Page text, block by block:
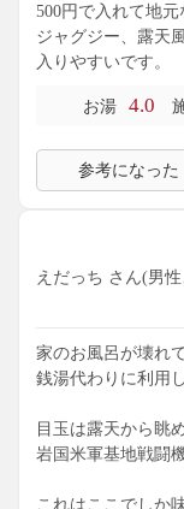
500円で入れて地
ジャグジー、露天
入りやすいです。
お湯 4.0
参考になった
えだっち さん(男
家のお風呂が壊れ
銭湯代わりに利用
目玉は露天から眺
岩国米軍基地戦闘
これはここでしか